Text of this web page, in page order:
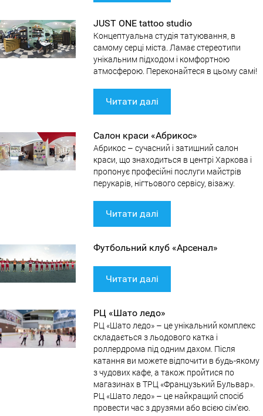
JUST ONE tattoo studio
Концептуальна студія татуювання, в
самому серці міста. Ламає стереотипи
унікальним підходом і комфортною
атмосферою. Переконайтеся в цьому самі!
Читати далі
Салон краси «Абрикос»
Абрикос – сучасний і затишний салон
краси, що знаходиться в центрі Харкова і
пропонує професійні послуги майстрів
перукарів, нігтьового сервісу, візажу.
Читати далі
Футбольний клуб «Арсенал»
Читати далі
РЦ «Шато ледо»
РЦ «Шато ледо» – це унікальний комплекс
складається з льодового катка і
роллердрома під одним дахом. Після
катання ви можете відпочити в будь-якому
з чудових кафе, а також пройтися по
магазинах в ТРЦ «Французький Бульвар».
РЦ «Шато ледо» – це найкращий спосіб
провести час з друзями або всією сім'єю.